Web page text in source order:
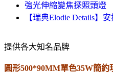
強光伸縮變焦探照頭燈
【瑞典Elodie Details】
提供各大知名品牌
圓形500*90MM單色35W簡